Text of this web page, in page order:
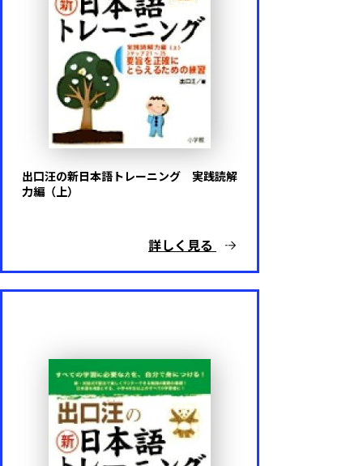
出口汪の新日本語トレーニング 実践読解
力編（上）
詳しく見る